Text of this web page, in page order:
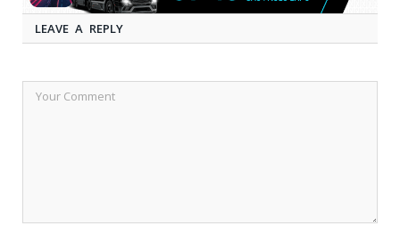
LEAVE A REPLY